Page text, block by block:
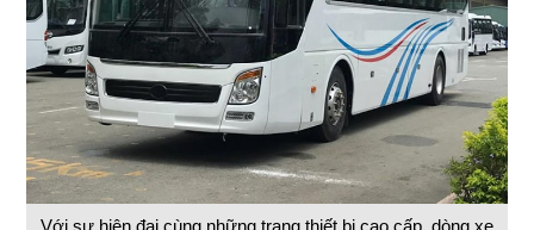
Với sự hiện đại cùng những trang thiết bị cao cấp, dòng xe